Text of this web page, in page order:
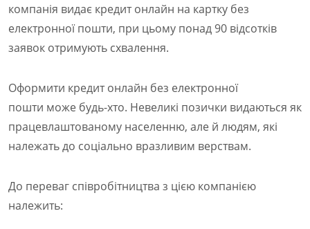
компанія видає кредит онлайн на картку без
електронної пошти, при цьому понад 90 відсотків
заявок отримують схвалення.
Оформити кредит онлайн без електронної
пошти може будь-хто. Невеликі позички видаються як
працевлаштованому населенню, але й людям, які
належать до соціально вразливим верствам.
До переваг співробітництва з цією компанією
належить: